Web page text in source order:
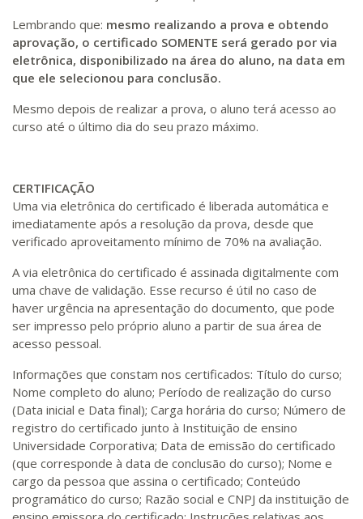
Lembrando que: mesmo realizando a prova e obtendo
aprovação, o certificado SOMENTE será gerado por via
eletrônica, disponibilizado na área do aluno, na data em
que ele selecionou para conclusão.
Mesmo depois de realizar a prova, o aluno terá acesso ao
curso até o último dia do seu prazo máximo.
CERTIFICAÇÃO
Uma via eletrônica do certificado é liberada automática e
imediatamente após a resolução da prova, desde que
verificado aproveitamento mínimo de 70% na avaliação.
A via eletrônica do certificado é assinada digitalmente com
uma chave de validação. Esse recurso é útil no caso de
haver urgência na apresentação do documento, que pode
ser impresso pelo próprio aluno a partir de sua área de
acesso pessoal.
Informações que constam nos certificados: Título do curso;
Nome completo do aluno; Período de realização do curso
(Data inicial e Data final); Carga horária do curso; Número de
registro do certificado junto à Instituição de ensino
Universidade Corporativa; Data de emissão do certificado
(que corresponde à data de conclusão do curso); Nome e
cargo da pessoa que assina o certificado; Conteúdo
programático do curso; Razão social e CNPJ da instituição de